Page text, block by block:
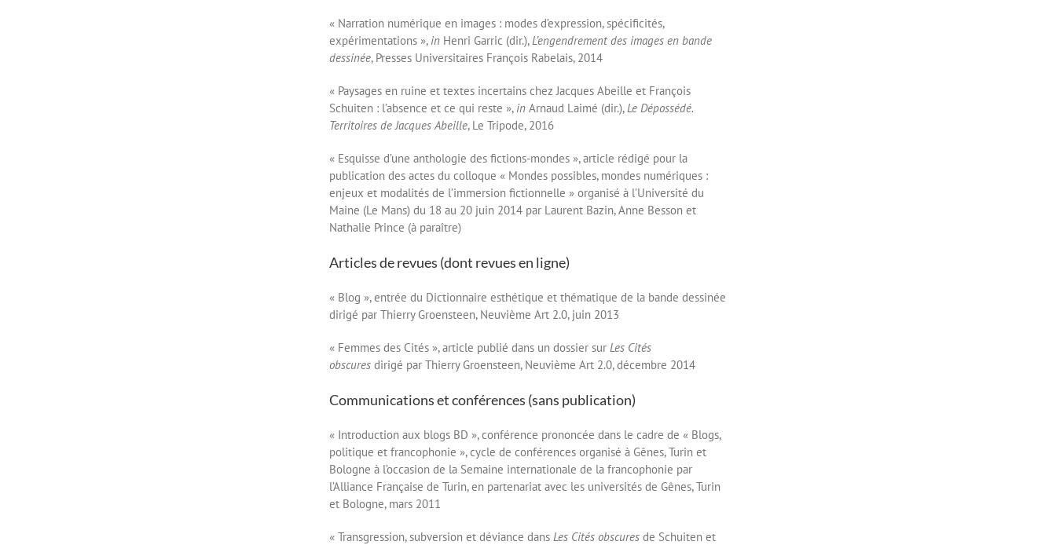
« Narration numérique en images : modes d’expression, spécificités,
expérimentations », in Henri Garric (dir.),L’engendrement des images en bande
dessinée, Presses Universitaires François Rabelais, 2014
« Paysages en ruine et textes incertains chez Jacques Abeille et François
Schuiten : l’absence et ce qui reste », in Arnaud Laimé (dir.),Le Dépossédé.
Territoires de Jacques Abeille, Le Tripode, 2016
« Esquisse d’une anthologie des fictions-mondes », article rédigé pour la
publication des actes du colloque « Mondes possibles, mondes numériques :
enjeux et modalités de l’immersion fictionnelle » organisé à l’Université du
Maine (Le Mans) du 18 au 20 juin 2014 par Laurent Bazin, Anne Besson et
Nathalie Prince (à paraître)
Articles de revues (dont revues en ligne)
« Blog », entrée du Dictionnaire esthétique et thématique de la bande dessinée
dirigé par Thierry Groensteen, Neuvième Art 2.0, juin 2013
« Femmes des Cités », article publié dans un dossier sur Les Cités
obscures dirigé par Thierry Groensteen, Neuvième Art 2.0, décembre 2014
Communications et conférences (sans publication)
« Introduction aux blogs BD », conférence prononcée dans le cadre de « Blogs,
politique et francophonie », cycle de conférences organisé à Gênes, Turin et
Bologne à l’occasion de la Semaine internationale de la francophonie par
l’Alliance Française de Turin, en partenariat avec les universités de Gênes, Turin
et Bologne, mars 2011
« Transgression, subversion et déviance dans Les Cités obscures de Schuiten et